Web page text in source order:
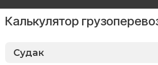
Калькулятор